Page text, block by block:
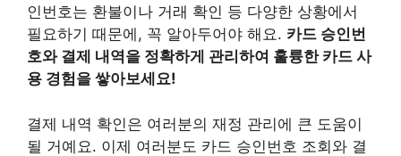
인번호는 환불이나 거래 확인 등 다양한 상황에서
필요하기 때문에, 꼭 알아두어야 해요. 카드 승인번
호와 결제 내역을 정확하게 관리하여 훌륭한 카드 사
용 경험을 쌓아보세요!
결제 내역 확인은 여러분의 재정 관리에 큰 도움이
될 거예요. 이제 여러분도 카드 승인번호 조회와 결